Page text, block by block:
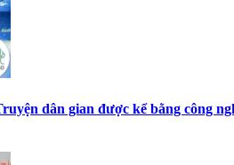
dân gian được kể bằng công